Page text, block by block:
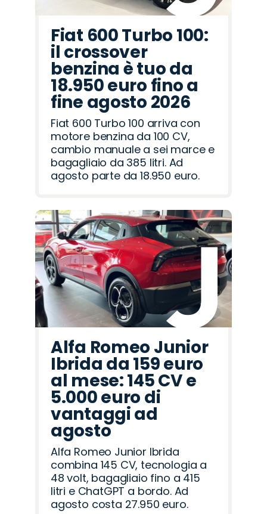
Fiat 600 Turbo 100:
il crossover
benzina è tuo da
18.950 euro fino a
fine agosto 2026
Fiat 600 Turbo 100 arriva con
motore benzina da 100 CV,
cambio manuale a sei marce e
bagagliaio da 385 litri. Ad
agosto parte da 18.950 euro.
Alfa Romeo Junior
Ibrida da 159 euro
al mese: 145 CV e
5.000 euro di
vantaggi ad
agosto
Alfa Romeo Junior Ibrida
combina 145 CV, tecnologia a
48 volt, bagagliaio fino a 415
litri e ChatGPT a bordo. Ad
agosto costa 27.950 euro.